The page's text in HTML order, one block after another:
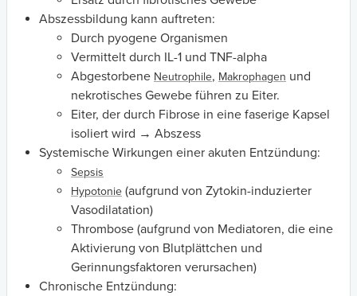
Abszessbildung kann auftreten:
Durch pyogene Organismen
Vermittelt durch IL-1 und TNF-alpha
Abgestorbene Neutrophile, Makrophagen und
nekrotisches Gewebe führen zu Eiter.
Eiter, der durch Fibrose in eine faserige Kapsel
isoliert wird → Abszess
Systemische Wirkungen einer akuten Entzündung:
Sepsis
Hypotonie (aufgrund von Zytokin-induzierter
Vasodilatation)
Thrombose (aufgrund von Mediatoren, die eine
Aktivierung von Blutplättchen und
Gerinnungsfaktoren verursachen)
Chronische Entzündung: